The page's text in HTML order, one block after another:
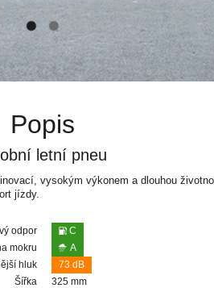
Popis
letní pneu
vysokým výkonem a dlouhou
jízdy.
odpor
C
mokru
A
hluk
73 dB
Šířka
325 mm